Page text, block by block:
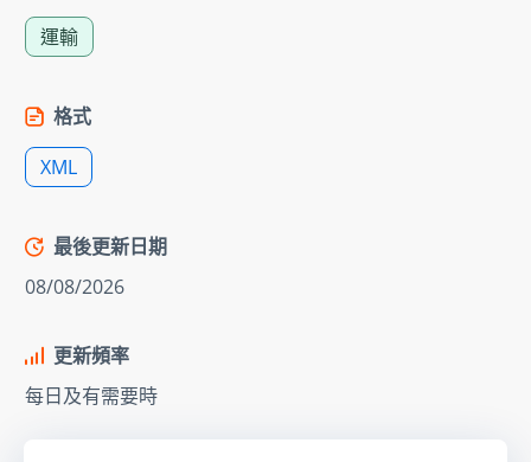
運輸
格式
XML
最後更新日期
08/08/2026
更新頻率
每日及有需要時